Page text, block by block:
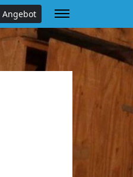
Angebot